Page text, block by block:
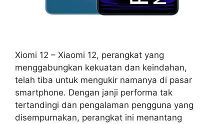
Xiomi 12 – Xiaomi 12, perangkat yang
menggabungkan kekuatan dan keindahan,
telah tiba untuk mengukir namanya di pasar
smartphone. Dengan janji performa tak
tertandingi dan pengalaman pengguna yang
disempurnakan, perangkat ini menantang